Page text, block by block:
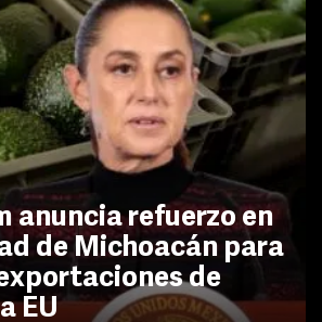
anuncia refuerzo en
de Michoacán para
de
EU